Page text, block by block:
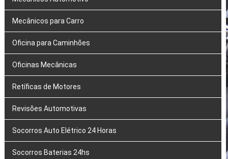
Mecânicos para Carro
Oficina para Caminhões
Oficinas Mecânicas
Retíficas de Motores
Revisões Automotivas
Socorros Auto Elétrico 24 Horas
Socorros Baterias 24hs